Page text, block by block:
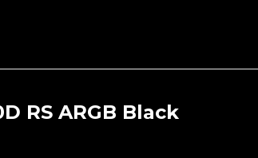
RS ARGB Black